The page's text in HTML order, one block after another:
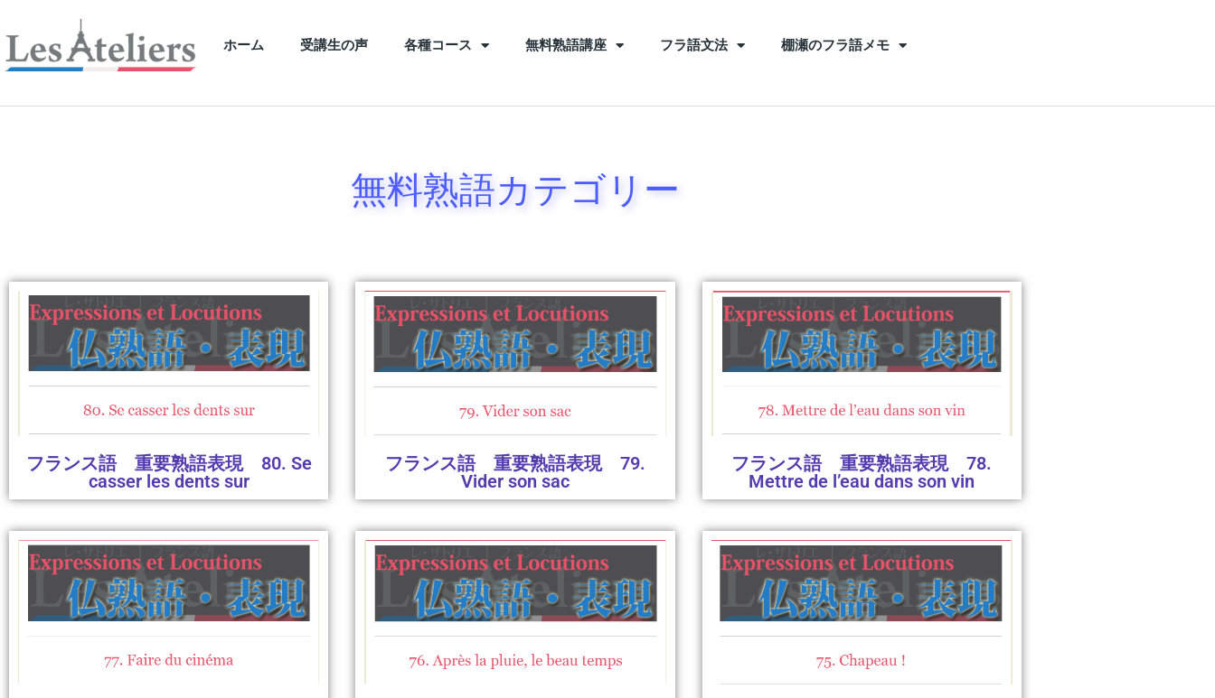
ホーム 受講生の声 各種コース 無料熟語講座 フラ語文法 棚瀬のフラ語メモ
無料熟語カテゴリー
フランス語 重要熟語表現 80. Se
casser les dents sur
フランス語 重要熟語表現 79.
Vider son sac
フランス語 重要熟語表現 78.
Mettre de l’eau dans son vin